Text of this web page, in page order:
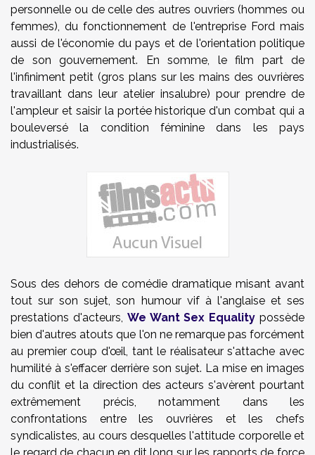
personnelle ou de celle des autres ouvriers (hommes ou
femmes), du fonctionnement de l'entreprise Ford mais
aussi de l'économie du pays et de l'orientation politique
de son gouvernement. En somme, le film part de
l'infiniment petit (gros plans sur les mains des ouvrières
travaillant dans leur atelier insalubre) pour prendre de
l'ampleur et saisir la portée historique d'un combat qui a
bouleversé la condition féminine dans les pays
industrialisés.
Sous des dehors de comédie dramatique misant avant
tout sur son sujet, son humour vif à l'anglaise et ses
prestations d'acteurs, We Want Sex Equality possède
bien d'autres atouts que l'on ne remarque pas forcément
au premier coup d'œil, tant le réalisateur s'attache avec
humilité à s'effacer derrière son sujet. La mise en images
du conflit et la direction des acteurs s'avèrent pourtant
extrêmement précis, notamment dans les
confrontations entre les ouvrières et les chefs
syndicalistes, au cours desquelles l'attitude corporelle et